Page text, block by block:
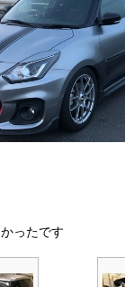
ったです